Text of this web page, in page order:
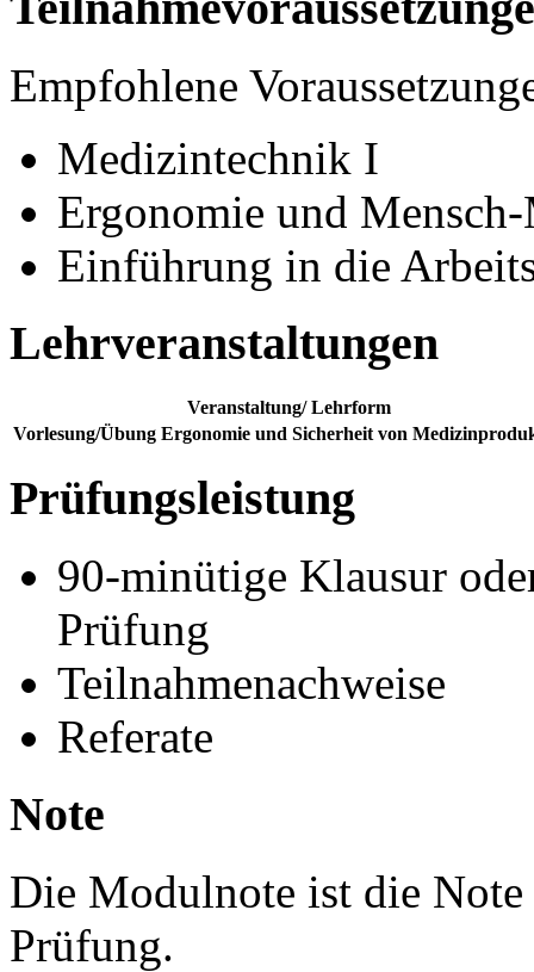
Empfohlene
Medizintechnik I
Ergonomie und
Einführung in die
Lehrveranstaltungen
Veranstaltung/ Lehrform
Vorlesung/Übung Ergonomie und Sicherheit von
Prüfungsleistung
90-minütige Klausur
Prüfung
Teilnahmenachweise
Referate
Note
Die Modulnote ist die
Prüfung.